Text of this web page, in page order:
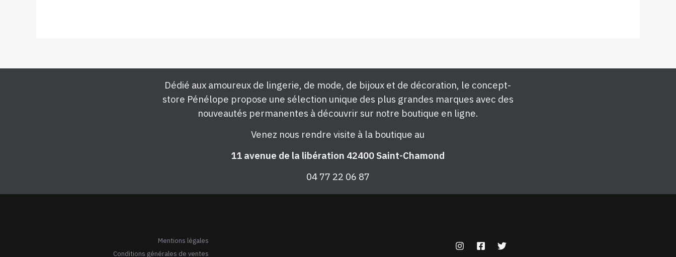
Dédié aux amoureux de lingerie, de mode, de bijoux et de décoration, le concept-
store Pénélope propose une sélection unique des plus grandes marques avec des
nouveautés permanentes à découvrir sur notre boutique en ligne.
Venez nous rendre visite à la boutique au
11 avenue de la libération 42400 Saint-Chamond
04 77 22 06 87
Mentions légales
Conditions générales de ventes